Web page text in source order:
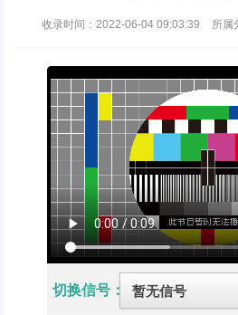
海南 宁夏
收录时间：2022-06-04 09:03:39 所属
切换信号：